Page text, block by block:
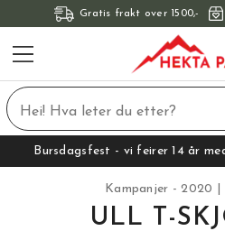
Gratis frakt over 1500,-
Bursdagsfest - vi feirer 14 år
Kampanjer - 2020
ULL T-